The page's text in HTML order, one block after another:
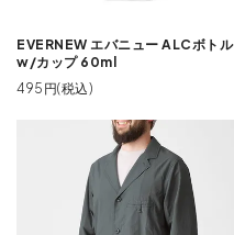
EVERNEW エバニュー ALCボトル
w/カップ 60ml
495円(税込)